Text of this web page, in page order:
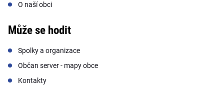
O naší obci
Může se hodit
Spolky a organizace
Občan server - mapy obce
Kontakty